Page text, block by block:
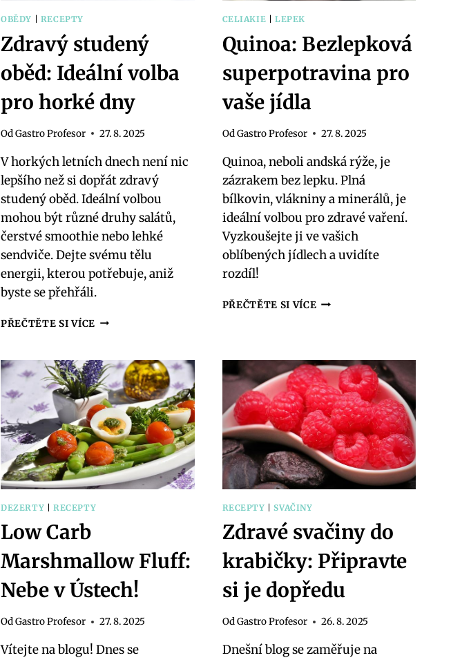
OBĚDY RECEPTY
Zdravý studený
oběd: Ideální volba
pro horké dny
OdGastro Profesor 27. 8. 2025
V horkých letních dnech není nic
lepšího než si dopřát zdravý
studený oběd. Ideální volbou
mohou být různé druhy salátů,
čerstvé smoothie nebo lehké
sendviče. Dejte svému tělu
energii, kterou potřebuje, aniž
byste se přehřáli.
PŘEČTĚTE SI VÍCE ZDRAVÝ
IDEÁLNÍ
VOLBA
PRO
HORKÉ
DNY
CELIAKIE |LEPEK
Quinoa: Bezlepková
superpotravina pro
vaše jídla
Od Gastro Profesor 27. 8. 2025
Quinoa, neboli andská rýže, je
zázrakem bez lepku. Plná
bílkovin, vlákniny a minerálů, je
ideální volbou pro zdravé vaření.
Vyzkoušejte ji ve vašich
oblíbených jídlech a uvidíte
rozdíl!
PŘEČTĚTE SI VÍCE QUINOA:
VAŠE
JÍDLA
DEZERTY | RECEPTY
Low Carb
Marshmallow Fluff:
Nebe v Ústech!
OdGastro Profesor 27. 8. 2025
Vítejte na blogu! Dnes se
RECEPTY |SVAČINY
Zdravé svačiny do
krabičky: Připravte
si je dopředu
Od Gastro Profesor 26. 8. 2025
Dnešní blog se zaměřuje na